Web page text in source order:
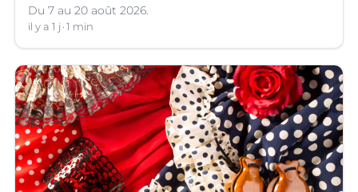
Du 7 au 20 août 2026.
il y a 1 j 1 min